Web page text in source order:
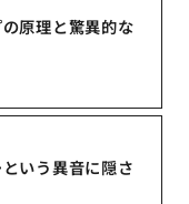
原理と驚異的な
いう異音に隠さ